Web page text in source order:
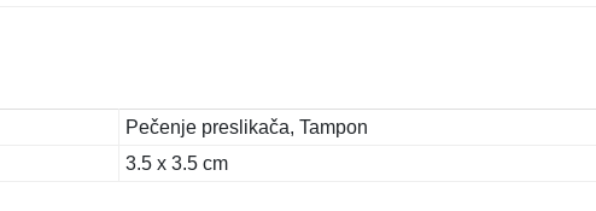
Pečenje preslikača, Tampon
3.5 x 3.5 cm